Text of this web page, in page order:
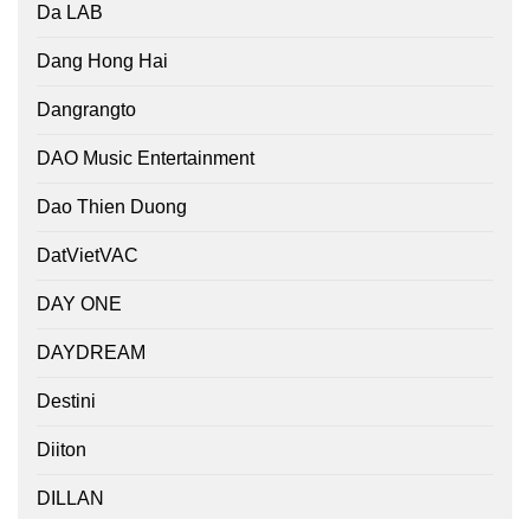
Da LAB
Dang Hong Hai
Dangrangto
DAO Music Entertainment
Dao Thien Duong
DatVietVAC
DAY ONE
DAYDREAM
Destini
Diiton
DILLAN